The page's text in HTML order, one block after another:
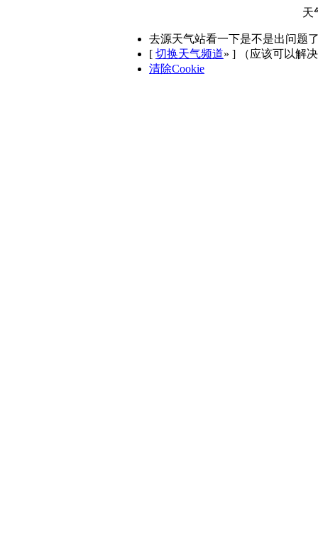
天
去源天气站看一下是不是出问题
[ 切换天气频道» ] （应该可以解
清除Cookie